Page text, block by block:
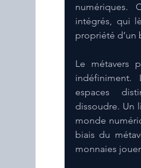
numériques.
intégrés, qui
propriété d’un
Le métavers
indéfiniment.
espaces
dissoudre. Un
monde
biais du
monnaies